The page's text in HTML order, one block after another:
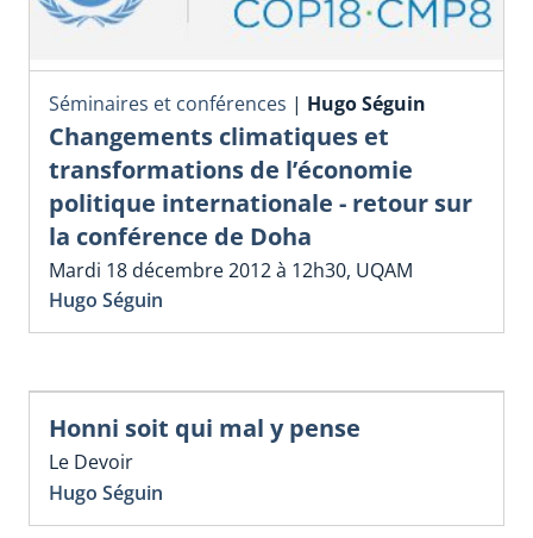
Séminaires et conférences | Hugo Séguin
Changements climatiques et
transformations de l’économie
politique internationale - retour sur
la conférence de Doha
Mardi 18 décembre 2012 à 12h30, UQAM
Hugo Séguin
Honni soit qui mal y pense
Le Devoir
Hugo Séguin